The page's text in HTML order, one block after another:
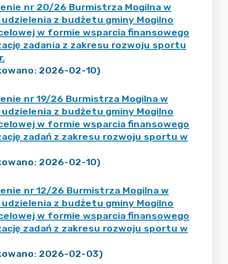
nr 20/26 Burmistrza Mogilna w
z budżetu gminy Mogilno
w formie wsparcia finansowego
zadania z zakresu rozwoju sportu
2026-02-10)
nr 19/26 Burmistrza Mogilna w
z budżetu gminy Mogilno
w formie wsparcia finansowego
zadań z zakresu rozwoju sportu w
2026-02-10)
nr 12/26 Burmistrza Mogilna w
z budżetu gminy Mogilno
w formie wsparcia finansowego
zadań z zakresu rozwoju sportu w
2026-02-03)